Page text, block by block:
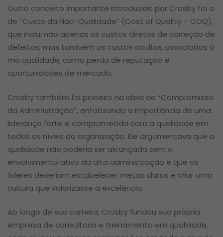
Outro conceito importante introduzido por Crosby foi o
de “Custo da Não-Qualidade” (Cost of Quality – COQ),
que inclui não apenas os custos diretos de correção de
defeitos, mas também os custos ocultos associados à
má qualidade, como perda de reputação e
oportunidades de mercado.
Crosby também foi pioneiro na ideia de “Compromisso
da Administração”, enfatizando a importância de uma
liderança forte e comprometida com a qualidade em
todos os níveis da organização. Ele argumentava que a
qualidade não poderia ser alcançada sem o
envolvimento ativo da alta administração e que os
líderes deveriam estabelecer metas claras e criar uma
cultura que valorizasse a excelência.
Ao longo de sua carreira, Crosby fundou sua própria
empresa de consultoria e treinamento em qualidade,